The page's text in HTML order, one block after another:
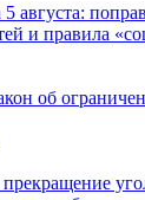
августа:
и правила
об